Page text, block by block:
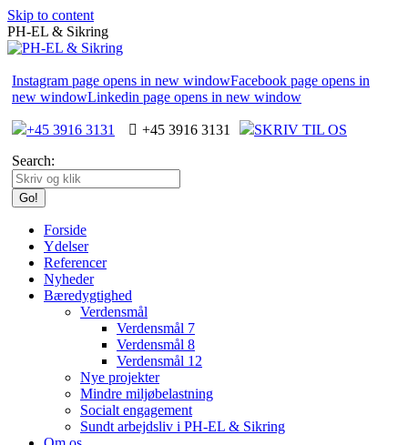
Skip to content
PH-EL & Sikring
Instagram page opens in new windowFacebook page opens in
new windowLinkedin page opens in new window
+45 3916 3131 +45 3916 3131
SKRIV TIL OS
Search:
Forside
Ydelser
Referencer
Nyheder
Bæredygtighed
Verdensmål
Verdensmål 7
Verdensmål 8
Verdensmål 12
Nye projekter
Mindre miljøbelastning
Socialt engagement
Sundt arbejdsliv i PH-EL & Sikring